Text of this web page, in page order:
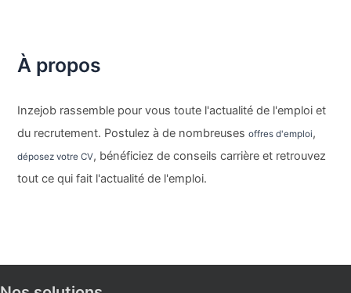
À propos
Inzejob rassemble pour vous toute l'actualité de l'emploi et
du recrutement. Postulez à de nombreusesoffres d'emploi,
déposez votre CV, bénéficiez de conseils carrière et retrouvez
tout ce qui fait l'actualité de l'emploi.